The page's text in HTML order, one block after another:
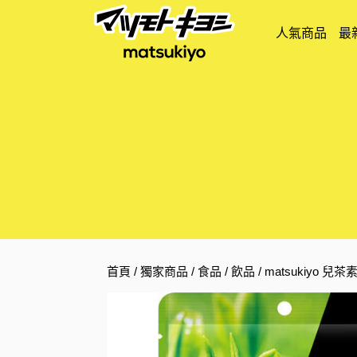
人氣商品 最
首頁 /獨家商品 /食品 /飲品 / matsukiyo 兒茶